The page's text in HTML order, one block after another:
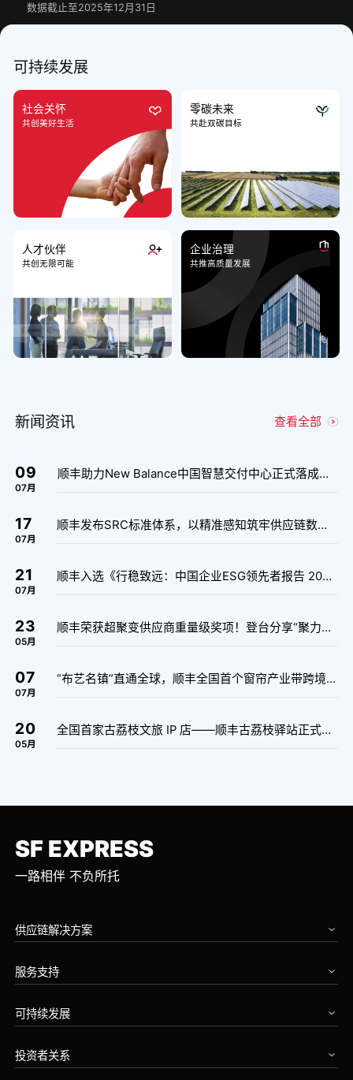
数据截止至2025年12月31日
可持续发展
社会关怀
共创美好生活
零碳未来
共赴双碳目标
人才伙伴
共创无限可能
企业治理
共推高质量发展
新闻资讯 查看全部
09
07月
顺丰助力New Balance中国智慧交付中心正式落成，打造鞋服数智化供应链新标杆
17
07月
顺丰发布SRC标准体系，以精准感知筑牢供应链数智化底座
21
07月
顺丰入选《行稳致远：中国企业ESG领先者报告 2026》并荣获“ESG领先者”徽章
23
05月
顺丰荣获超聚变供应商重量级奖项！登台分享“聚力物流协同，共建高效交付”
07
07月
“布艺名镇”直通全球，顺丰全国首个窗帘产业带跨境网点落地嘉兴许村
20
05月
全国首家古荔枝文旅 IP 店——顺丰古荔枝驿站正式亮相！
SF EXPRESS
一路相伴 不负所托
供应链解决方案
高科技
消费品
零售食品
生命科学与医药
服务支持
运单查询
服务范围查询
服务网点查询
可持续发展
企业治理
投资者关系